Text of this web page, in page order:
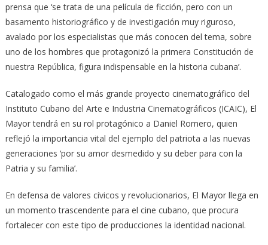
prensa que ‘se trata de una película de ficción, pero con un
basamento historiográfico y de investigación muy riguroso,
avalado por los especialistas que más conocen del tema, sobre
uno de los hombres que protagonizó la primera Constitución de
nuestra República, figura indispensable en la historia cubana’.
Catalogado como el más grande proyecto cinematográfico del
Instituto Cubano del Arte e Industria Cinematográficos (ICAIC), El
Mayor tendrá en su rol protagónico a Daniel Romero, quien
reflejó la importancia vital del ejemplo del patriota a las nuevas
generaciones ‘por su amor desmedido y su deber para con la
Patria y su familia’.
En defensa de valores cívicos y revolucionarios, El Mayor llega en
un momento trascendente para el cine cubano, que procura
fortalecer con este tipo de producciones la identidad nacional.